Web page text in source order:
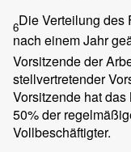
6Die Verteilung des
nach einem Jahr
Vorsitzende der
stellvertretender
Vorsitzende hat
50% der
Vollbeschäftigter.